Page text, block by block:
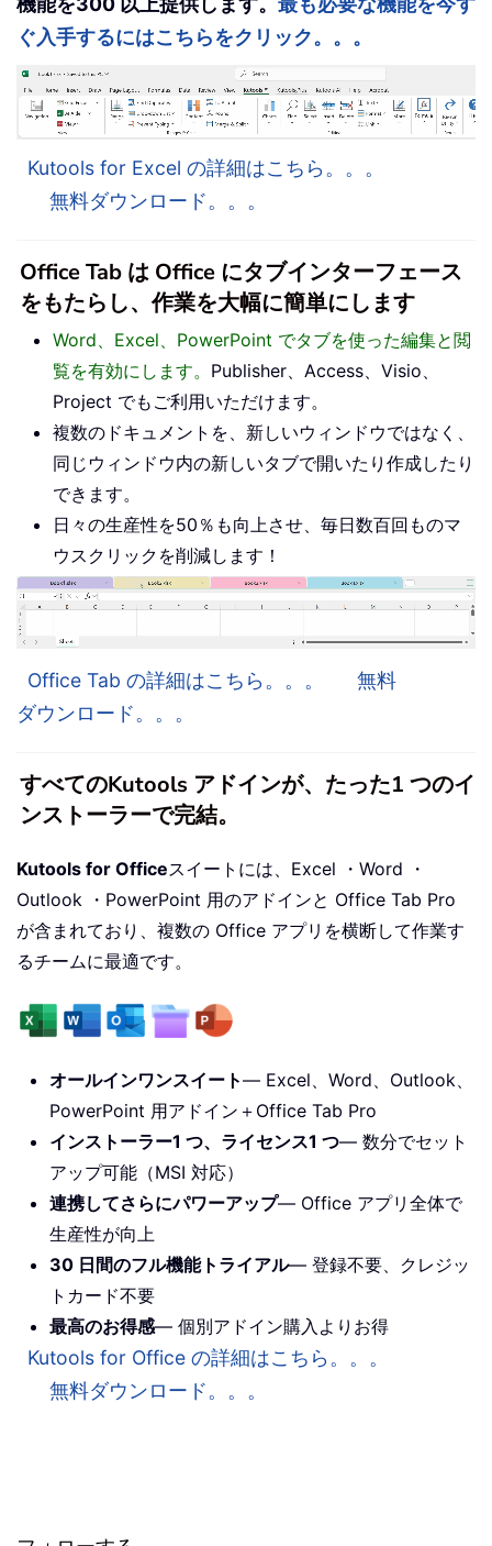
ぐ入手するにはこちらをクリック。。。
Kutools for Excel の詳細はこちら。。。
無料ダウンロード。。。
Office Tab は Office にタブインターフェース
をもたらし、作業を大幅に簡単にします
Word、Excel、PowerPoint でタブを使った編集と閲
覧を有効にします。 Publisher、Access、Visio、
Project でもご利用いただけます。
複数のドキュメントを、新しいウィンドウではなく、
同じウィンドウ内の新しいタブで開いたり作成したり
できます。
日々の生産性を50％も向上させ、毎日数百回ものマ
ウスクリックを削減します！
Office Tab の詳細はこちら。。。
無料
ダウンロード。。。
すべてのKutools アドインが、たった1 つのイ
ンストーラーで完結。
Kutools for Officeスイートには、Excel ・Word ・
Outlook ・PowerPoint 用のアドインと Office Tab Pro
が含まれており、複数の Office アプリを横断して作業す
るチームに最適です。
オールインワンスイート— Excel、Word、Outlook、
PowerPoint 用アドイン＋Office Tab Pro
インストーラー1 つ、ライセンス1 つ— 数分でセット
アップ可能（MSI 対応）
連携してさらにパワーアップ— Office アプリ全体で
生産性が向上
30 日間のフル機能トライアル— 登録不要、クレジッ
トカード不要
最高のお得感— 個別アドイン購入よりお得
Kutools for Office の詳細はこちら。。。
無料ダウンロード。。。